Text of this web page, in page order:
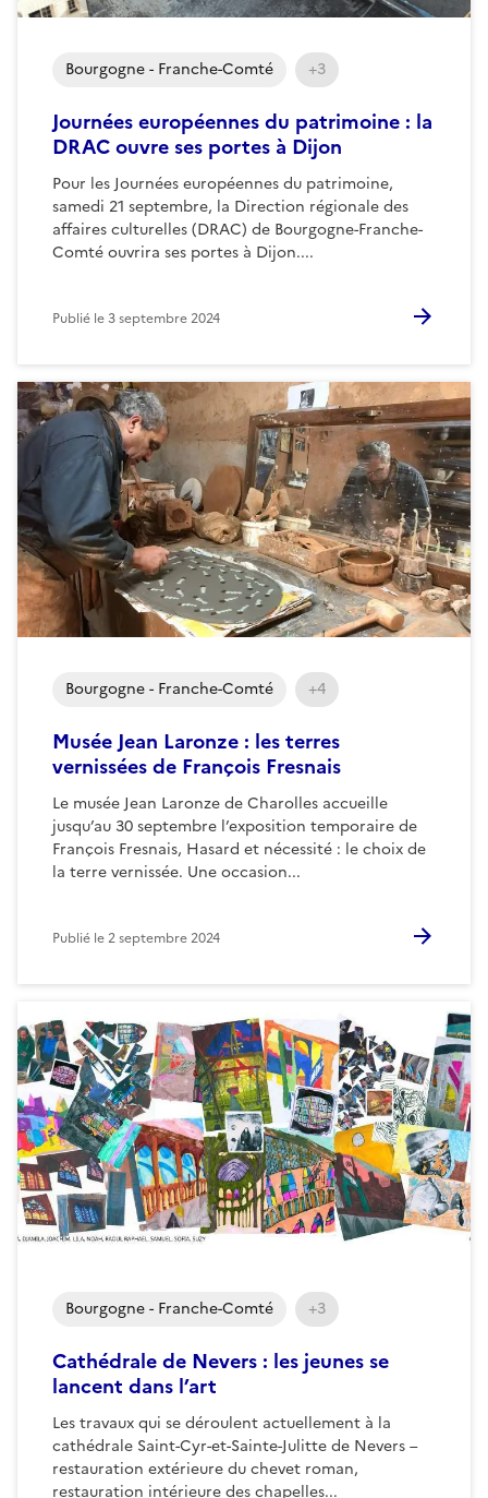
Journées européennes du patrimoine : la
DRAC ouvre ses portes à Dijon
Pour les Journées européennes du patrimoine,
samedi 21 septembre, la Direction régionale des
affaires culturelles (DRAC) de Bourgogne-Franche-
Comté ouvrira ses portes à Dijon....
Bourgogne - Franche-Comté +3
Publié le3 septembre 2024
Musée Jean Laronze : les terres
vernissées de François Fresnais
Le musée Jean Laronze de Charolles accueille
jusqu’au 30 septembre l’exposition temporaire de
François Fresnais, Hasard et nécessité : le choix de
la terre vernissée. Une occasion...
Bourgogne - Franche-Comté +4
Publié le2 septembre 2024
Cathédrale de Nevers : les jeunes se
lancent dans l’art
Les travaux qui se déroulent actuellement à la
cathédrale Saint-Cyr-et-Sainte-Julitte de Nevers –
restauration extérieure du chevet roman,
restauration intérieure des chapelles...
Bourgogne - Franche-Comté +3